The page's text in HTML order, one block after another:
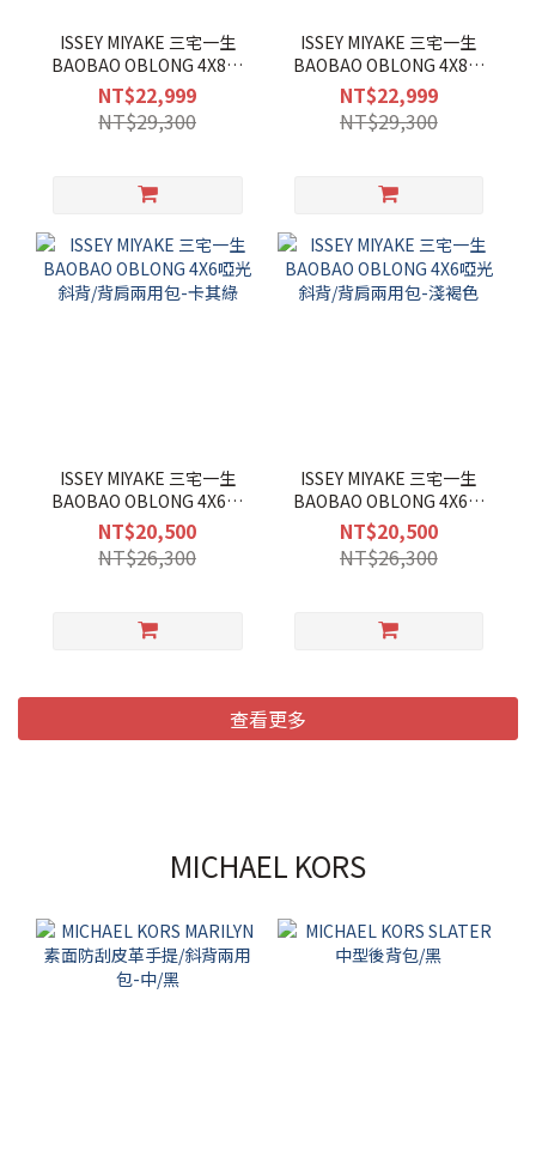
ISSEY MIYAKE 三宅一生
BAOBAO OBLONG 4X8啞
光斜背/背肩兩用包-淺褐色
NT$22,999
NT$29,300
ISSEY MIYAKE 三宅一生
BAOBAO OBLONG 4X8啞
光斜背/背肩兩用包-黑
NT$22,999
NT$29,300
ISSEY MIYAKE 三宅一生
BAOBAO OBLONG 4X6啞
光斜背/背肩兩用包-卡其綠
NT$20,500
NT$26,300
ISSEY MIYAKE 三宅一生
BAOBAO OBLONG 4X6啞
光斜背/背肩兩用包-淺褐色
NT$20,500
NT$26,300
查看更多
MICHAEL KORS